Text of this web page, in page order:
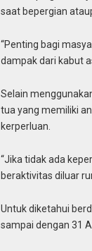
saat bepergian
“Penting bagi
dampak dari kabut
Selain
tua yang memiliki
kerperluan.
“Jika tidak ada
beraktivitas diluar
Untuk diketahui
sampai dengan 31